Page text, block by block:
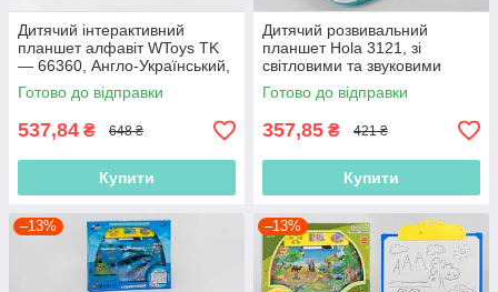
Дитячий інтерактивний
планшет алфавіт WToys TK
— 66360, Англо-Український,
10 режимів, загадки, казки,
пісні
Готово до відправки
537,84 ₴ 648 ₴
Купити
Дитячий розвивальний
планшет Hola 3121, зі
світловими та звуковими
ефектами, англійська озвуча
Готово до відправки
357,85 ₴ 421 ₴
Купити
–13% –13%